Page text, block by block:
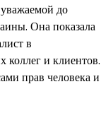
до
Она показала
в
коллег и клиентов.
прав человека и